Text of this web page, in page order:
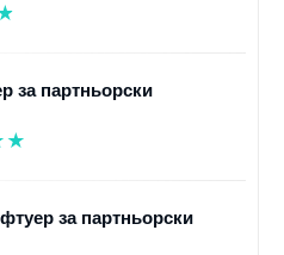
за партньорски
за партньорски